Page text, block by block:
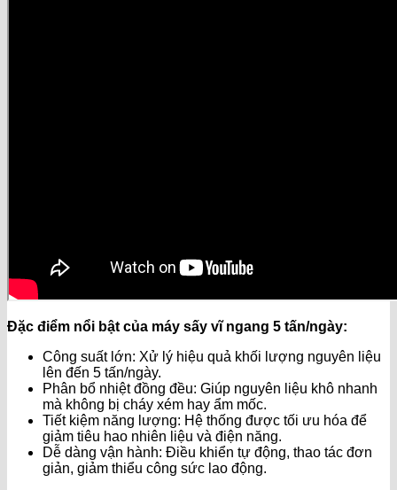
Đặc điểm nổi bật của máy sấy vĩ ngang 5 tấn/ngày:
Công suất lớn: Xử lý hiệu quả khối lượng nguyên liệu
lên đến 5 tấn/ngày.
Phân bổ nhiệt đồng đều: Giúp nguyên liệu khô nhanh
mà không bị cháy xém hay ẩm mốc.
Tiết kiệm năng lượng: Hệ thống được tối ưu hóa để
giảm tiêu hao nhiên liệu và điện năng.
Dễ dàng vận hành: Điều khiển tự động, thao tác đơn
giản, giảm thiểu công sức lao động.